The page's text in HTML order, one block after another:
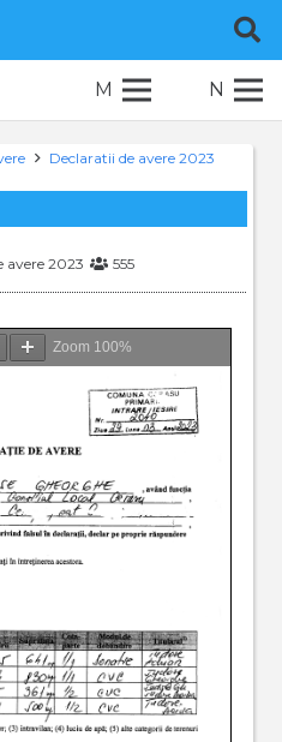
M N
Declaratii de avere 2023
avere 2023 555
Zoom 100%